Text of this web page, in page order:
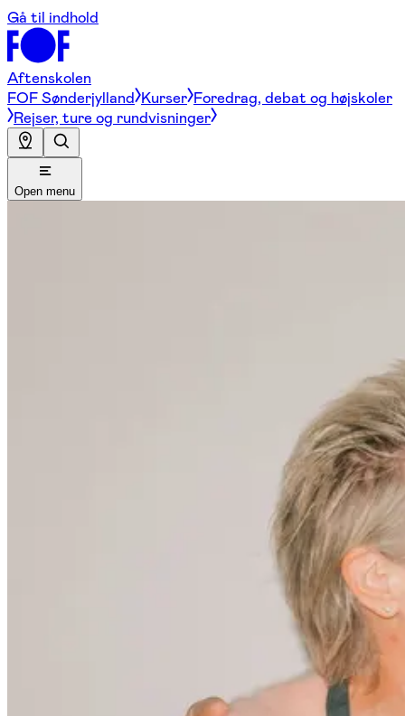
Gå til indhold
Aftenskolen
FOF Sønderjylland Kurser Foredrag, debat og højskoler
Rejser, ture og rundvisninger
Open menu